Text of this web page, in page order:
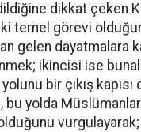
dikkat çeken
temel görevi
gelen dayatmalara
ikincisi ise
yolunu bir çıkış kapısı
bu yolda